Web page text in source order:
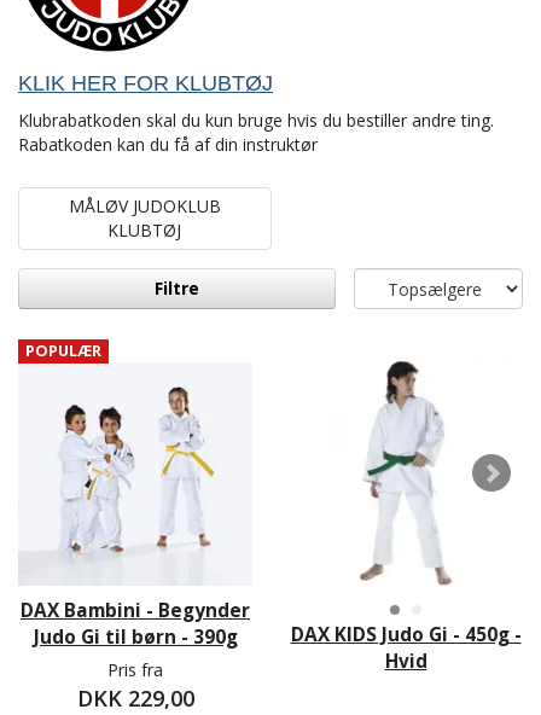
KLIK HER FOR KLUBTØJ
Klubrabatkoden skal du kun bruge hvis du bestiller andre ting.
Rabatkoden kan du få af din instruktør
MÅLØV JUDOKLUB
KLUBTØJ
Filtre
POPULÆR
DAX Bambini - Begynder
Judo Gi til børn - 390g
Pris fra
DKK 229,00
DAX KIDS Judo Gi - 450g -
Hvid